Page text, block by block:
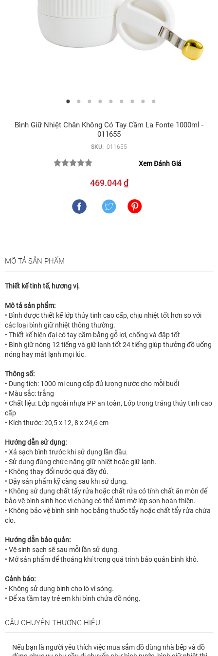
Bình Giữ Nhiệt Chân Không Có Tay Cầm La Fonte 1000ml -
011655
SKU: 011655
Xem Đánh Giá
469.044 ₫
MÔ TẢ SẢN PHẨM
Thiết kế tinh tế, hương vị.
Mô tả sản phẩm:
• Bình được thiết kế lớp thủy tinh cao cấp, chịu nhiệt tốt hơn so với
các loại bình giữ nhiệt thông thường.
• Thiết kế hiện đại có tay cầm bằng gỗ lợi, chống và đập tốt
• Bình giữ nóng 12 tiếng và giữ lạnh tốt 24 tiếng giúp thưởng đồ uống
nóng hay mát lạnh mọi lúc.
Thông số:
• Dung tích: 1000 ml cung cấp đủ lượng nước cho mỗi buổi
• Màu sắc: trắng
• Chất liệu: Lớp ngoài nhựa PP an toàn, Lớp trong tráng thủy tinh cao
cấp
• Kích thước: 20,5 x 12, 8 x 24,6 cm
Hướng dẫn sử dụng:
• Xả sạch bình trước khi sử dụng lần đầu.
• Sử dụng đúng chức năng giữ nhiệt hoặc giữ lạnh.
• Không thay đổi nước quá đầy đủ.
• Đậy sản phẩm kỹ càng sau khi sử dụng.
• Không sử dụng chất tẩy rửa hoặc chất rửa có tính chất ăn mòn để
bảo vệ bình sinh học vì chúng có thể làm mờ lớp sơn hoàn thiện.
• Không bảo vệ bình sinh học bằng thuốc tẩy hoặc chất tẩy rửa chứa
clo.
Hướng dẫn bảo quản:
• Vệ sinh sạch sẽ sau mỗi lần sử dụng.
• Mở sản phẩm để thoáng khí trong quá trình bảo quản bình khô.
Cảnh báo:
• Không sử dụng bình cho lò vi sóng.
• Để xa tầm tay trẻ em khi bình chứa đồ nóng.
CÂU CHUYỆN THƯƠNG HIỆU
Nếu bạn là người yêu thích việc mua sắm đồ dùng nhà bếp và đồ